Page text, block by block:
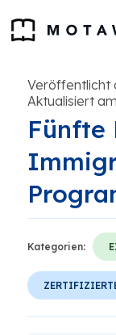
Veröffentlicht
Aktualisiert
Fünfte
Kategorien: